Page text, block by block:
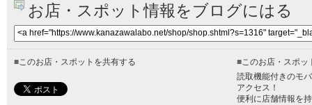
お店・スポット情報をブログにはる
■ このお店・スポットを共有する ■ このお店・スポ
読取機能付きのモ
アクセス！
便利に店舗情報を